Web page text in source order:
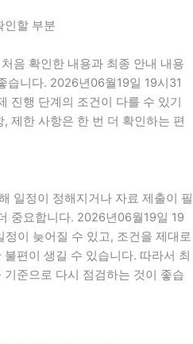
인할 부분
음 확인한 내용과 최종 안내 내용
습니다. 2026년06월19일 19시31
진행 단계의 조건이 다를 수 있기
제한 사항은 한 번 더 확인하는 편
일정이 정해지거나 자료 제출이 필
중요합니다. 2026년06월19일 19
이 늦어질 수 있고, 조건을 제대로
편이 생길 수 있습니다. 따라서 최
준으로 다시 점검하는 것이 좋습